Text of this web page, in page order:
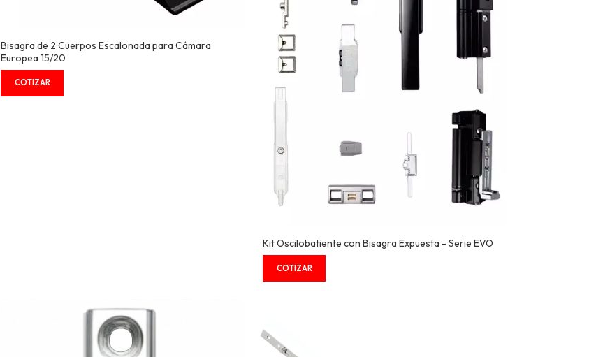
Bisagra de 2 Cuerpos Escalonada para Cámara
Europea 15/20
Kit Oscilobatiente con Bisagra Expuesta - Serie EVO